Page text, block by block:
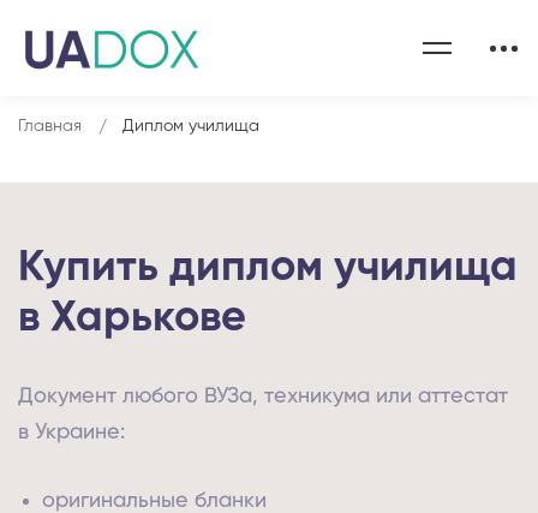
Главная Диплом училища
Купить диплом училища
в Харькове
Документ любого ВУЗа, техникума или аттестат
в Украине:
оригинальные бланки